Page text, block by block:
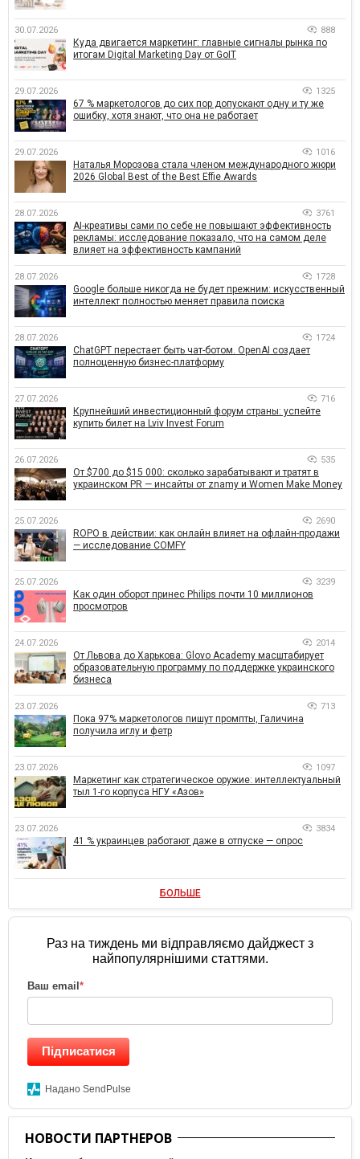
30.07.2026 888
Куда двигается маркетинг: главные сигналы рынка по
итогам Digital Marketing Day от GoIT
29.07.2026 1325
67 % маркетологов до сих пор допускают одну и ту же
ошибку, хотя знают, что она не работает
29.07.2026 1016
Наталья Морозова стала членом международного жюри
2026 Global Best of the Best Effie Awards
28.07.2026 3761
AI-креативы сами по себе не повышают эффективность
рекламы: исследование показало, что на самом деле
влияет на эффективность кампаний
28.07.2026 1728
Google больше никогда не будет прежним: искусственный
интеллект полностью меняет правила поиска
28.07.2026 1724
ChatGPT перестает быть чат-ботом. OpenAI создает
полноценную бизнес-платформу
27.07.2026 716
Крупнейший инвестиционный форум страны: успейте
купить билет на Lviv Invest Forum
26.07.2026 535
От $700 до $15 000: сколько зарабатывают и тратят в
украинском PR — инсайты от znamy и Women Make Money
25.07.2026 2690
ROPO в действии: как онлайн влияет на офлайн-продажи
— исследование COMFY
25.07.2026 3239
Как один оборот принес Philips почти 10 миллионов
просмотров
24.07.2026 2014
От Львова до Харькова: Glovo Academy масштабирует
образовательную программу по поддержке украинского
бизнеса
23.07.2026 713
Пока 97% маркетологов пишут промпты, Галичина
получила иглу и фетр
23.07.2026 1097
Маркетинг как стратегическое оружие: интеллектуальный
тыл 1-го корпуса НГУ «Азов»
23.07.2026 3834
41 % украинцев работают даже в отпуске — опрос
БОЛЬШЕ
Раз на тиждень ми відправляємо дайджест з
найпопулярнішими статтями.
Ваш email *
Підписатися
Надано SendPulse
НОВОСТИ ПАРТНЕРОВ